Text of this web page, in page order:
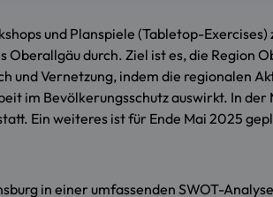
und Planspiele (Tabletop-
durch. Ziel ist es, die Region
Vernetzung, indem die regionalen
im Bevölkerungsschutz auswirkt. In
Ein weiteres ist für Ende Mai 2025
in einer umfassenden SWOT-